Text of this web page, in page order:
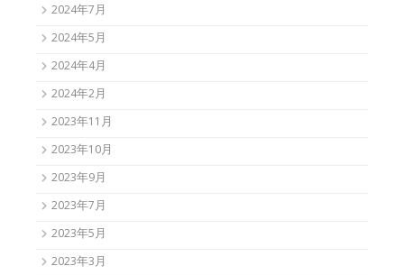
2024年7月
2024年5月
2024年4月
2024年2月
2023年11月
2023年10月
2023年9月
2023年7月
2023年5月
2023年3月